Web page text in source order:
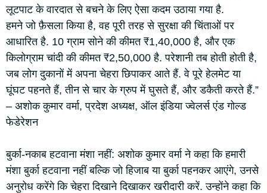
लूटपाट के वारदात से बचने के लिए ऐसा कदम उठाया गया है.
हमने जो फ़ैसला किया है, वह पूरी तरह से सुरक्षा की चिंताओं पर
आधारित है. 10 ग्राम सोने की कीमत ₹1,40,000 है, और एक
किलोग्राम चांदी की कीमत ₹2,50,000 है. परेशानी तब होती होती है,
जब लोग दुकानों में अपना चेहरा छिपाकर आते हैं. वे पूरे हेलमेट या
घूंघट पहनते हैं, तीन से चार के ग्रुप में घुसते हैं, और डकैती करते हैं.”
– अशोक कुमार वर्मा, प्रदेश अध्यक्ष, ऑल इंडिया ज्वेलर्स एंड गोल्ड
फेडेरेशन
बुर्का-नकाब हटवाना मंशा नहीं: अशोक कुमार वर्मा ने कहा कि हमारी
मंशा बुर्का हटवाना नहीं बल्कि जो हिजाब या बुर्का पहनकर आएंगे, उनसे
अनुरोध करेंगे कि चेहरा दिखाने दिखाकर खरीदारी करें. उन्होंने कहा कि